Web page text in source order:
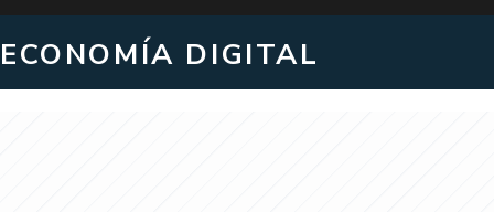
ECONOMÍA DIGITAL